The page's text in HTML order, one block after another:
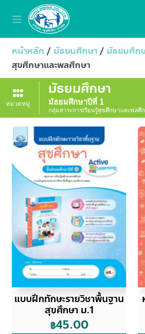
หน้าหลัก / มัธยมศึกษา/ มัธยมศึก
สุขศึกษาและพลศึกษา
หมวดหมู่
มัธยมศึกษา
มัธยมศึกษาปีที่ 1
กลุ่มสาระการเรียนรู้สุขศึกษาและพลศึ
แบบฝึกทักษะรายวิชาพื้นฐาน
สุขศึกษา ม.1
฿45.00